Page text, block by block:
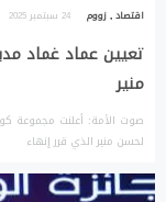
اقتصاد,زووم 24 سبتمبر 2025
تعيين عماد غماد
منير
صوت الأمة: أعلنت مجموعة
لحسن منير الذي قرر إنهاء